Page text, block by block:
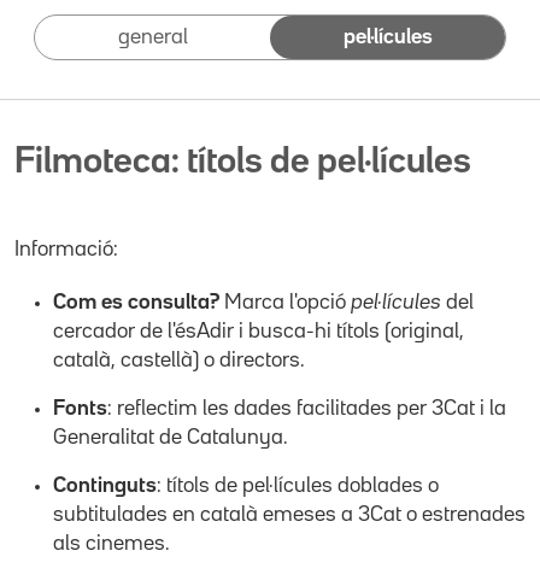
general pel·lícules
Filmoteca: títols de pel·lícules
Informació:
Com es consulta? Marca l'opció pel·lícules del
cercador de l'ésAdir i busca-hi títols (original,
català, castellà) o directors.
Fonts: reflectim les dades facilitades per 3Cat i la
Generalitat de Catalunya.
Continguts: títols de pel·lícules doblades o
subtitulades en català emeses a 3Cat o estrenades
als cinemes.